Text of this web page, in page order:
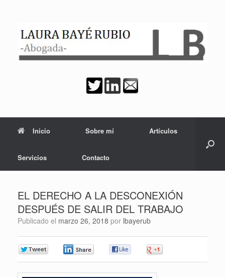
Inicio Sobre mí Artículos
Servicios Contacto
EL DERECHO A LA DESCONEXIÓN
DESPUÉS DE SALIR DEL TRABAJO
Publicado el marzo 26, 2018 por lbayerub